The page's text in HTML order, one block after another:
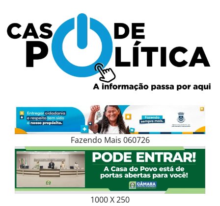
content
Fazendo Mais 060726
1000 X 250